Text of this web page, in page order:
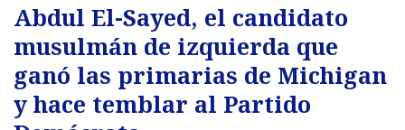
Abdul El-Sayed, el candidato
musulmán de izquierda que
ganó las primarias de Michigan
y hace temblar al Partido